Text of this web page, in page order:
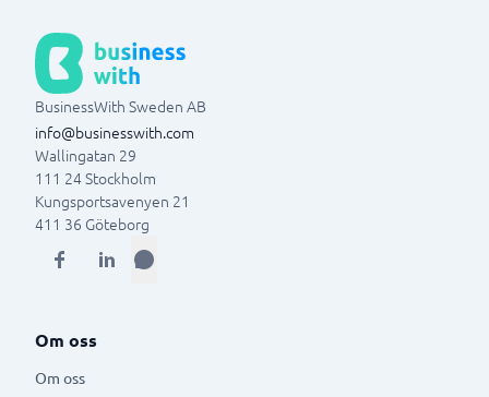
BusinessWith Sweden AB
info@businesswith.com
Wallingatan 29
111 24Stockholm
Kungsportsavenyen 21
411 36 Göteborg
Om oss
Om oss